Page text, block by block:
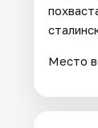
Место